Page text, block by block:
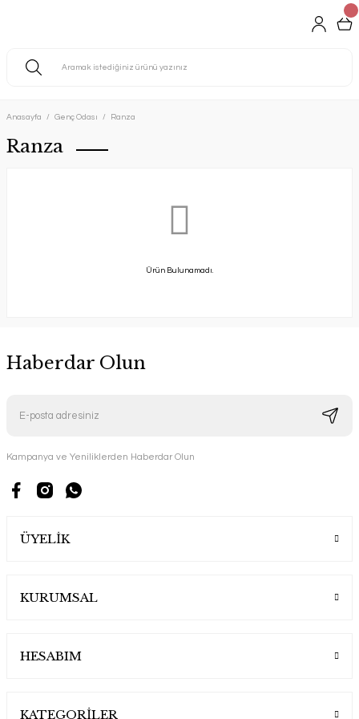
Anasayfa Genç Odası Ranza
Ranza
Ürün Bulunamadı.
Haberdar Olun
Kampanya ve Yeniliklerden Haberdar Olun
ÜYELİK
KURUMSAL
HESABIM
KATEGORİLER